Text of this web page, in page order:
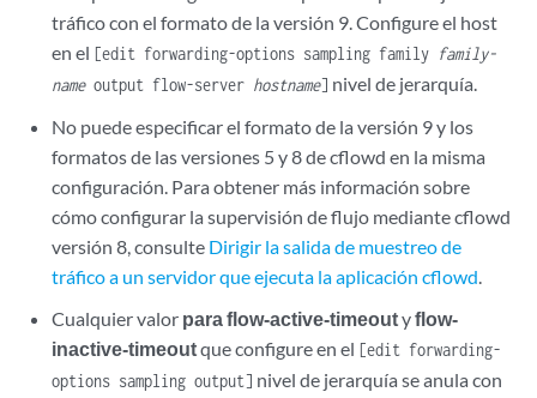
tráfico con el formato de la versión 9. Configure el host
en el [edit forwarding-options sampling family family-
nameoutput flow-server hostname] nivel de jerarquía.
No puede especificar el formato de la versión 9 y los
formatos de las versiones 5 y 8 de cflowd en la misma
configuración. Para obtener más información sobre
cómo configurar la supervisión de flujo mediante cflowd
versión 8, consulte Dirigir la salida de muestreo de
tráfico a un servidor que ejecuta la aplicación cflowd.
Cualquier valor para flow-active-timeoutyflow-
inactive-timeoutque configure en el [edit forwarding-
options sampling output] nivel de jerarquía se anula con